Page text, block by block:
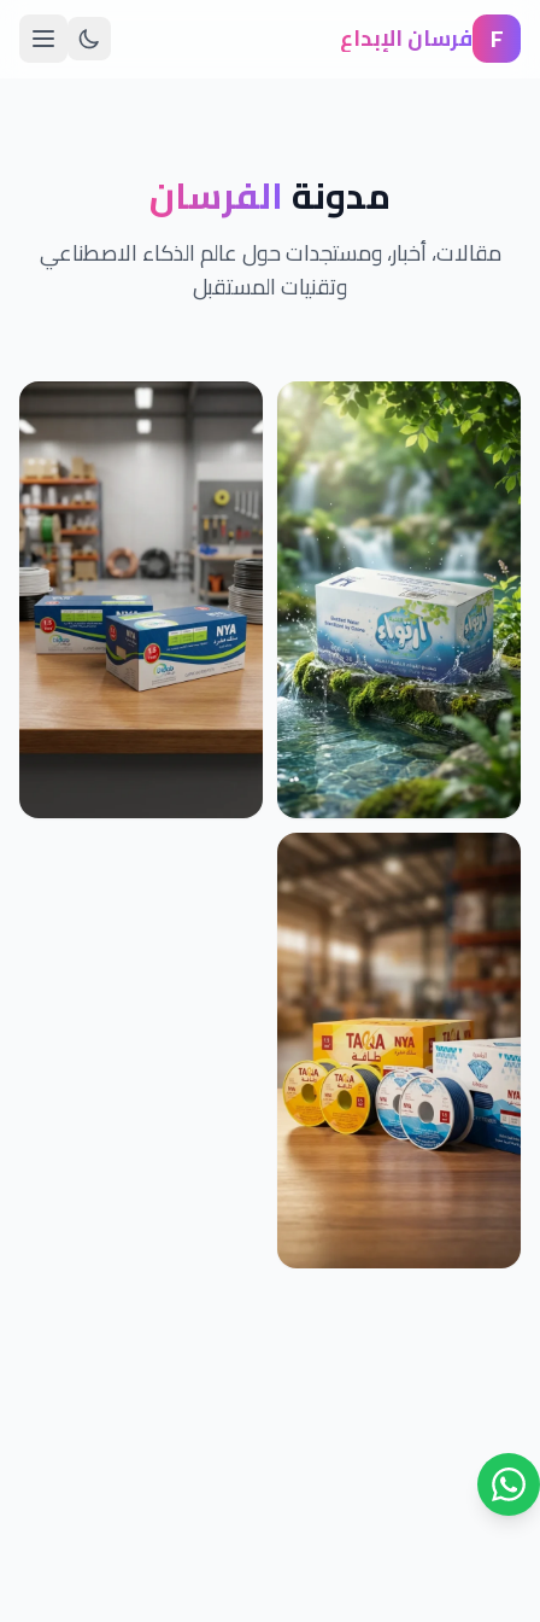
F فرسان الإبداع
مدونةالفرسان
مقالات، أخبار، ومستجدات حول عالم الذكاء الاصطناعي
وتقنيات المستقبل